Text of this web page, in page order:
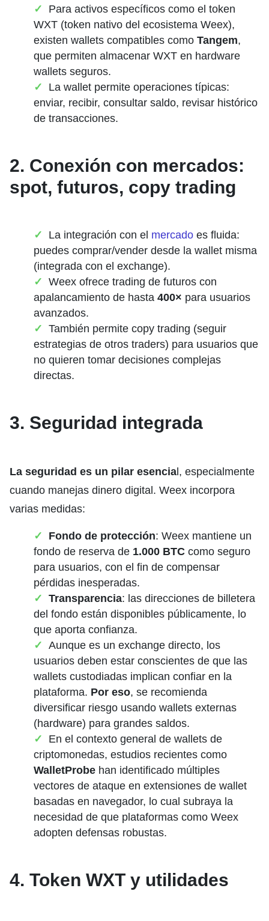
Para activos específicos como el token
WXT (token nativo del ecosistema Weex),
existen wallets compatibles como Tangem,
que permiten almacenar WXT en hardware
wallets seguros.
La wallet permite operaciones típicas:
enviar, recibir, consultar saldo, revisar histórico
de transacciones.
2. Conexión con mercados:
spot, futuros, copy trading
La integración con el mercado es fluida:
puedes comprar/vender desde la wallet misma
(integrada con el exchange).
Weex ofrece trading de futuros con
apalancamiento de hasta 400× para usuarios
avanzados.
También permite copy trading (seguir
estrategias de otros traders) para usuarios que
no quieren tomar decisiones complejas
directas.
3. Seguridad integrada
La seguridad es un pilar esencial, especialmente
cuando manejas dinero digital. Weex incorpora
varias medidas:
Fondo de protección: Weex mantiene un
fondo de reserva de 1.000 BTC como seguro
para usuarios, con el fin de compensar
pérdidas inesperadas.
Transparencia: las direcciones de billetera
del fondo están disponibles públicamente, lo
que aporta confianza.
Aunque es un exchange directo, los
usuarios deben estar conscientes de que las
wallets custodiadas implican confiar en la
plataforma. Por eso, se recomienda
diversificar riesgo usando wallets externas
(hardware) para grandes saldos.
En el contexto general de wallets de
criptomonedas, estudios recientes como
WalletProbe han identificado múltiples
vectores de ataque en extensiones de wallet
basadas en navegador, lo cual subraya la
necesidad de que plataformas como Weex
adopten defensas robustas.
4. Token WXT y utilidades